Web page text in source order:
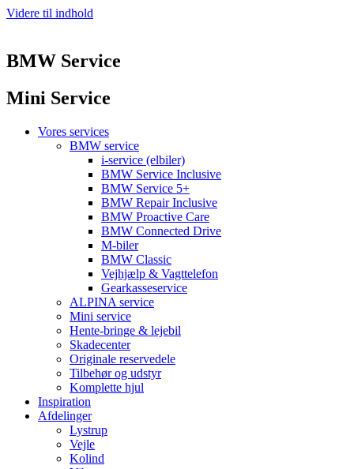
Videre til indhold
BMW Service
Mini Service
Vores services
BMW service
i-service (elbiler)
BMW Service Inclusive
BMW Service 5+
BMW Repair Inclusive
BMW Proactive Care
BMW Connected Drive
M-biler
BMW Classic
Vejhjælp & Vagttelefon
Gearkasseservice
ALPINA service
Mini service
Hente-bringe & lejebil
Skadecenter
Originale reservedele
Tilbehør og udstyr
Komplette hjul
Inspiration
Afdelinger
Lystrup
Vejle
Kolind